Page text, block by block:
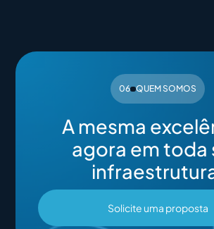
06 QUEM SOMOS
A mesma
agora em toda
Solicite uma proposta